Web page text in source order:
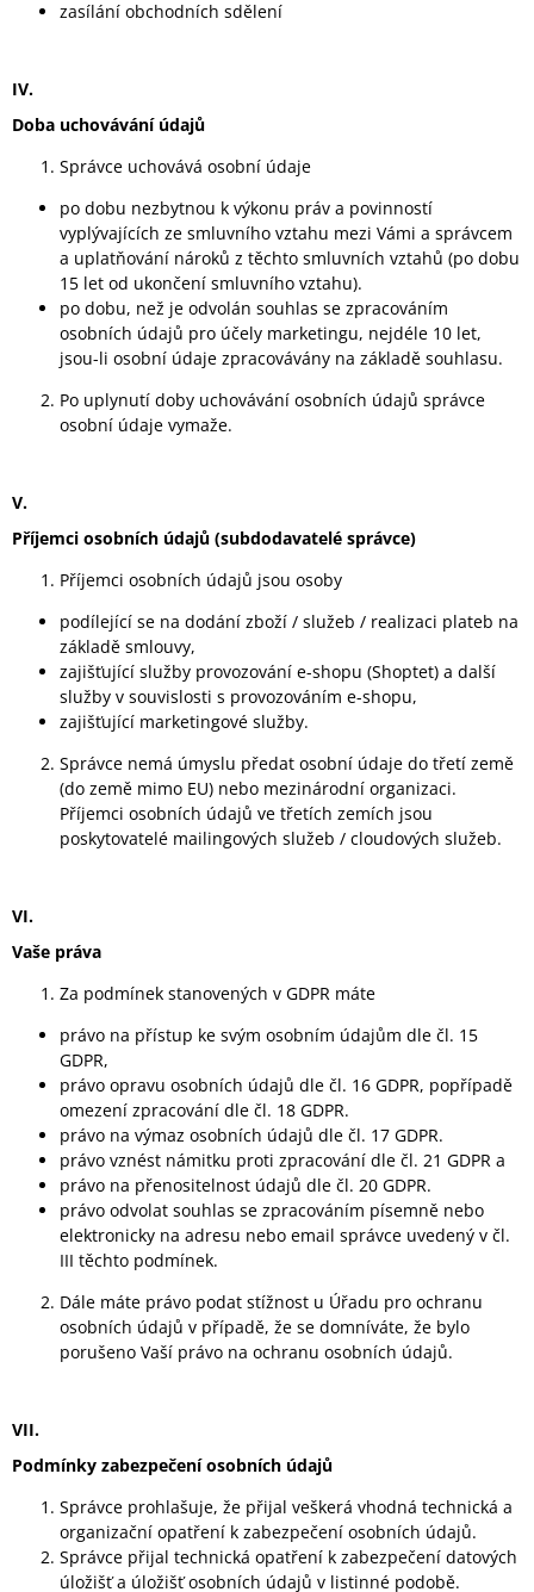
zasílání obchodních sdělení
IV.
Doba uchovávání údajů
Správce uchovává osobní údaje
po dobu nezbytnou k výkonu práv a povinností
vyplývajících ze smluvního vztahu mezi Vámi a správcem
a uplatňování nároků z těchto smluvních vztahů (po dobu
15 let od ukončení smluvního vztahu).
po dobu, než je odvolán souhlas se zpracováním
osobních údajů pro účely marketingu, nejdéle 10 let,
jsou-li osobní údaje zpracovávány na základě souhlasu.
Po uplynutí doby uchovávání osobních údajů správce
osobní údaje vymaže.
V.
Příjemci osobních údajů (subdodavatelé správce)
Příjemci osobních údajů jsou osoby
podílející se na dodání zboží / služeb / realizaci plateb na
základě smlouvy,
zajišťující služby provozování e-shopu (Shoptet) a další
služby v souvislosti s provozováním e-shopu,
zajišťující marketingové služby.
Správce nemá úmyslu předat osobní údaje do třetí země
(do země mimo EU) nebo mezinárodní organizaci.
Příjemci osobních údajů ve třetích zemích jsou
poskytovatelé mailingových služeb / cloudových služeb.
VI.
Vaše práva
Za podmínek stanovených v GDPR máte
právo na přístup ke svým osobním údajům dle čl. 15
GDPR,
právo opravu osobních údajů dle čl. 16 GDPR, popřípadě
omezení zpracování dle čl. 18 GDPR.
právo na výmaz osobních údajů dle čl. 17 GDPR.
právo vznést námitku proti zpracování dle čl. 21 GDPR a
právo na přenositelnost údajů dle čl. 20 GDPR.
právo odvolat souhlas se zpracováním písemně nebo
elektronicky na adresu nebo email správce uvedený v čl.
III těchto podmínek.
Dále máte právo podat stížnost u Úřadu pro ochranu
osobních údajů v případě, že se domníváte, že bylo
porušeno Vaší právo na ochranu osobních údajů.
VII.
Podmínky zabezpečení osobních údajů
Správce prohlašuje, že přijal veškerá vhodná technická a
organizační opatření k zabezpečení osobních údajů.
Správce přijal technická opatření k zabezpečení datových
úložišť a úložišť osobních údajů v listinné podobě.